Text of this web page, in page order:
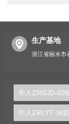
生产基地
浙江省丽水市